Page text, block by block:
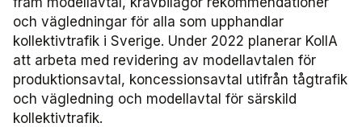
Användare Anbaro
Användare Förarcertifiering Buss
Användare Förarcertifiering Serviceresor
Biljettkontroll­nätverket 2024
Biljettkontroll­nätverket 2023
Biljettkontroll­nätverket 2022
Bussdepå­nätverket 2024
Bussdepå­nätverket 2023
Bussdepå­nätverket 2022
Chefs­nätverket 2023
Chefs­nätverket 2022
Försäljnings­nätverket
Försäljnings­nätverket 2025
Försäljnings­nätverket 2024
Järnvägs­nätverket
Kommunikations­nätverket
och vägledningar för alla som upphandlar
kollektivtrafik i Sverige. Under 2022 planerar KollA
att arbeta med revidering av modellavtalen för
produktionsavtal, koncessionsavtal utifrån tågtrafik
och vägledning och modellavtal för särskild
kollektivtrafik.